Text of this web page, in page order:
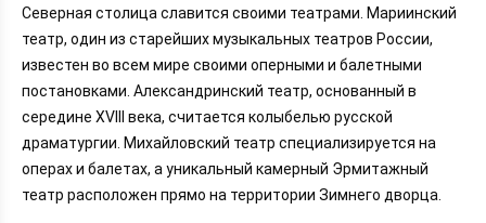
Северная столица славится своими театрами. Мариинский
театр, один из старейших музыкальных театров России,
известен во всем мире своими оперными и балетными
постановками. Александринский театр, основанный в
середине XVIII века, считается колыбелью русской
драматургии. Михайловский театр специализируется на
операх и балетах, а уникальный камерный Эрмитажный
театр расположен прямо на территории Зимнего дворца.